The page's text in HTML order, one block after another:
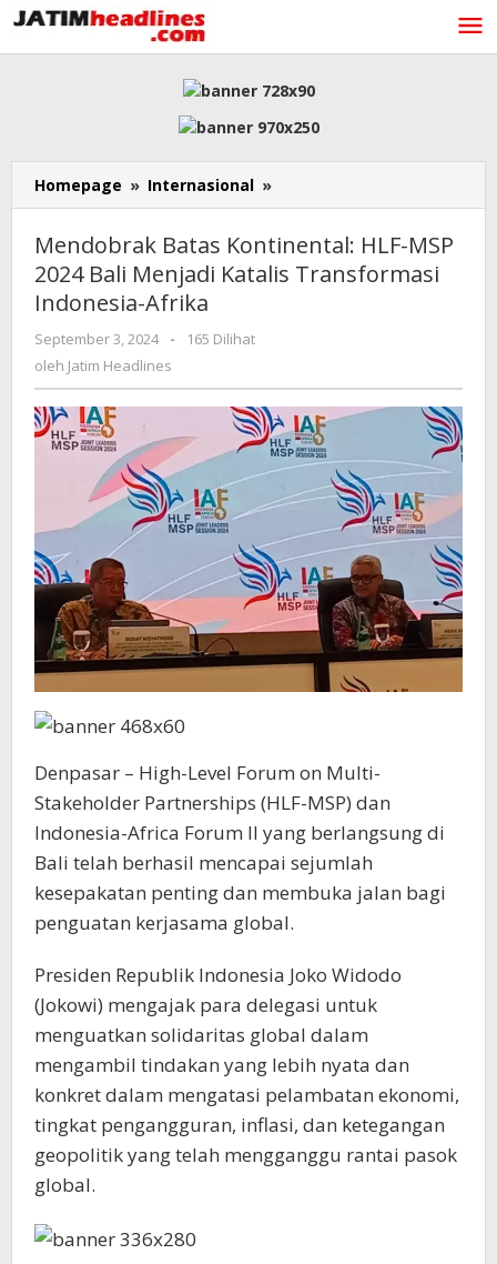
Lewati
ke
konten
Homepage » Internasional »
Batas
HLF-
MSP
Transformasi
Indonesia-
Afrika
Mendobrak Batas Kontinental: HLF-MSP
2024 Bali Menjadi Katalis Transformasi
Indonesia-Afrika
September 3, 2024
oleh
-
165 Dilihat
oleh Jatim Headlines
Denpasar – High-Level Forum on Multi-
Stakeholder Partnerships (HLF-MSP) dan
Indonesia-Africa Forum II yang berlangsung di
Bali telah berhasil mencapai sejumlah
kesepakatan penting dan membuka jalan bagi
penguatan kerjasama global.
Presiden Republik Indonesia Joko Widodo
(Jokowi) mengajak para delegasi untuk
menguatkan solidaritas global dalam
mengambil tindakan yang lebih nyata dan
konkret dalam mengatasi pelambatan ekonomi,
tingkat pengangguran, inflasi, dan ketegangan
geopolitik yang telah mengganggu rantai pasok
global.